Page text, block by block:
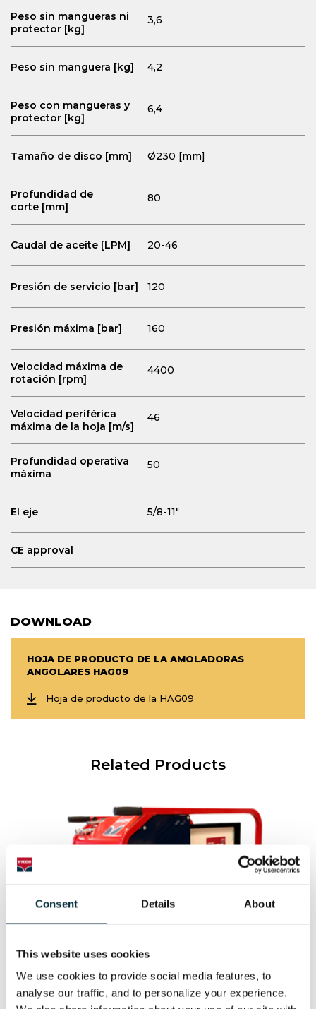
Consent Details About
This website uses cookies
We use cookies to provide social media features, to
analyse our traffic, and to personalize your experience.
Peso sin mangueras ni
protector [kg]
3,6
Peso sin manguera [kg] 4,2
Peso con mangueras y
protector [kg]
6,4
Tamaño de disco [mm] Ø230 [mm]
Profundidad de
corte [mm]
80
Caudal de aceite [LPM] 20-46
Presión de servicio [bar] 120
Presión máxima [bar] 160
Velocidad máxima de
rotación [rpm]
4400
Velocidad periférica
máxima de la hoja [m/s]
46
Profundidad operativa
máxima
50
El eje 5/8-11"
CE approval
DOWNLOAD
HOJA DE PRODUCTO DE LA AMOLADORAS
ANGOLARES HAG09
Hoja de producto de la HAG09
Related Products
POWER PACK HPP18E